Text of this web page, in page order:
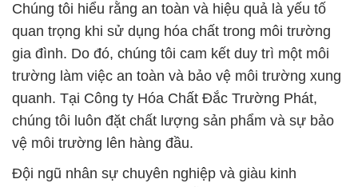
Chúng tôi hiểu rằng an toàn và hiệu quả là yếu tố
quan trọng khi sử dụng hóa chất trong môi trường
gia đình. Do đó, chúng tôi cam kết duy trì một môi
trường làm việc an toàn và bảo vệ môi trường xung
quanh. Tại Công ty Hóa Chất Đắc Trường Phát,
chúng tôi luôn đặt chất lượng sản phẩm và sự bảo
vệ môi trường lên hàng đầu.
Đội ngũ nhân sự chuyên nghiệp và giàu kinh